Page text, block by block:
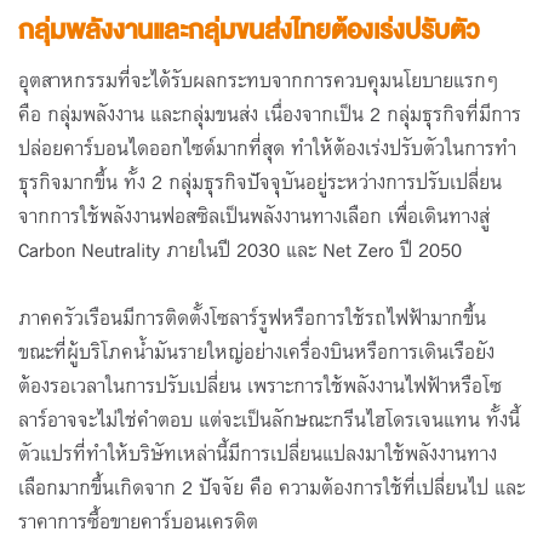
กลุ่มพลังงานและกลุ่มขนส่งไทยต้องเร่งปรับตัว
อุตสาหกรรมที่จะได้รับผลกระทบจากการควบคุมนโยบายแรกๆ
คือ กลุ่มพลังงาน และกลุ่มขนส่ง เนื่องจากเป็น 2 กลุ่มธุรกิจที่มีการ
ปล่อยคาร์บอนไดออกไซด์มากที่สุด ทำให้ต้องเร่งปรับตัวในการทำ
ธุรกิจมากขึ้น ทั้ง 2 กลุ่มธุรกิจปัจจุบันอยู่ระหว่างการปรับเปลี่ยน
จากการใช้พลังงานฟอสซิลเป็นพลังงานทางเลือก เพื่อเดินทางสู่
Carbon Neutrality ภายในปี 2030 และ Net Zero ปี 2050
ภาคครัวเรือนมีการติดตั้งโซลาร์รูฟหรือการใช้รถไฟฟ้ามากขึ้น
ขณะที่ผู้บริโภคน้ำมันรายใหญ่อย่างเครื่องบินหรือการเดินเรือยัง
ต้องรอเวลาในการปรับเปลี่ยน เพราะการใช้พลังงานไฟฟ้าหรือโซ
ลาร์อาจจะไม่ใช่คำตอบ แต่จะเป็นลักษณะกรีนไฮโดรเจนแทน ทั้งนี้
ตัวแปรที่ทำให้บริษัทเหล่านี้มีการเปลี่ยนแปลงมาใช้พลังงานทาง
เลือกมากขึ้นเกิดจาก 2 ปัจจัย คือ ความต้องการใช้ที่เปลี่ยนไป และ
ราคาการซื้อขายคาร์บอนเครดิต